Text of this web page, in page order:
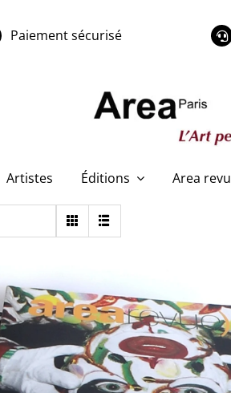
Paiement sécurisé
Artistes Éditions Area